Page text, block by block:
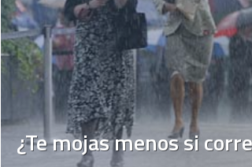
¿Te mojas menos si